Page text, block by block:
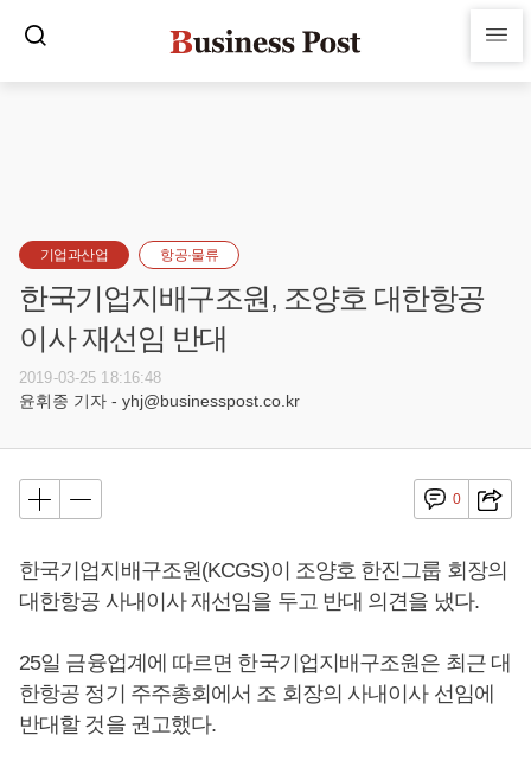
기업과산업 항공·물류
한국기업지배구조원, 조양호 대한항공
이사 재선임 반대
2019-03-25 18:16:48
윤휘종 기자 - yhj@businesspost.co.kr
0
한국기업지배구조원(KCGS)이 조양호 한진그룹 회장의
대한항공 사내이사 재선임을 두고 반대 의견을 냈다.
25일 금융업계에 따르면 한국기업지배구조원은 최근 대
한항공 정기 주주총회에서 조 회장의 사내이사 선임에
반대할 것을 권고했다.